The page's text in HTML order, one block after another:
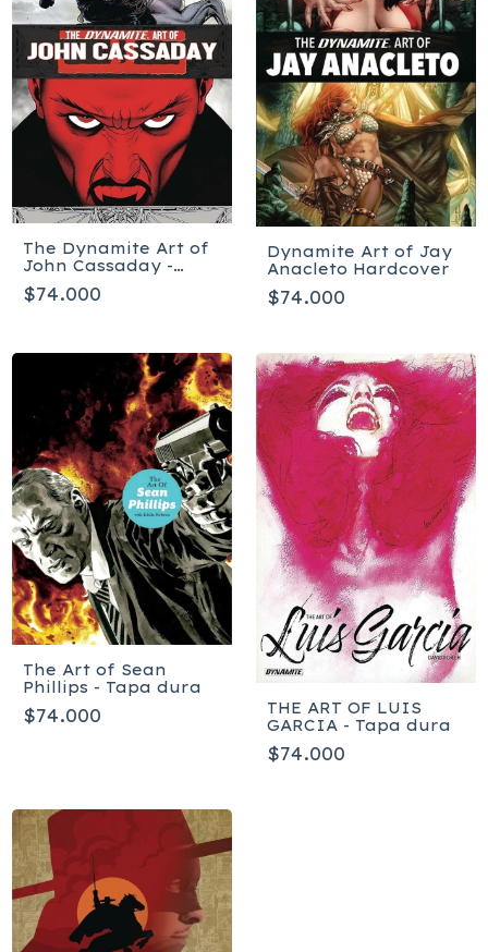
The Dynamite Art of
John Cassaday -
Tapa dura
$74.000
Dynamite Art of Jay
Anacleto Hardcover
$74.000
The Art of Sean
Phillips - Tapa dura
$74.000
THE ART OF LUIS
GARCIA - Tapa dura
$74.000